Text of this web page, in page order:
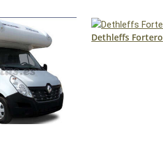
Dethleffs Fortero